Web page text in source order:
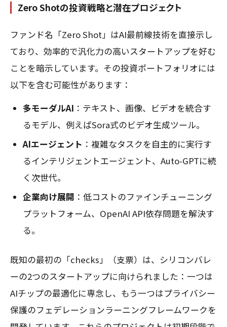
Zero Shotの投資戦略と潜在プロジェクト
ファンド名「Zero Shot」はAI最前線技術を直接示し
ており、効率的で汎化力の高いスタートアップを好む
ことを暗示しています。その投資ポートフォリオには
以下を含む可能性があります：
多モーダルAI ：テキスト、画像、ビデオを統合す
るモデル、例えばSora式のビデオ生成ツール。
AIエージェント ：複雑なタスクを自主的に実行す
るインテリジェントエージェント、Auto-GPTに続
く次世代。
企業向け展開 ：低コストのファインチューニング
プラットフォーム、OpenAI API依存問題を解決す
る。
既知の最初の「checks」（支票）は、シリコンバレ
ーの2つのスタートアップに向けられました：一つは
AIチップの最適化に専念し、もう一つはプライバシー
保護のフェデレーションラーニングフレームワークを